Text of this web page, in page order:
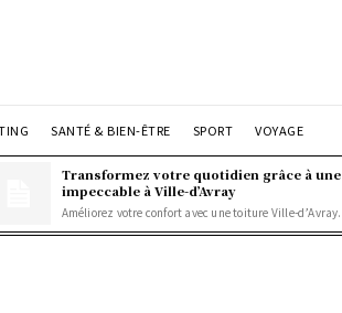
SANTÉ & BIEN-ÊTRE SPORT VOYAGE
Transformez votre quotidien grâce à
impeccable à Ville-d’Avray
Améliorez votre confort avec une toiture Ville-